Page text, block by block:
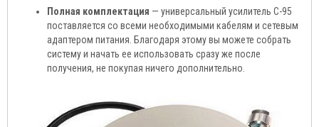
Полная комплектация — универсальный усилитель C-95
поставляется со всеми необходимыми кабелям и сетевым
адаптером питания. Благодаря этому вы можете собрать
систему и начать ее использовать сразу же после
получения, не покупая ничего дополнительно.